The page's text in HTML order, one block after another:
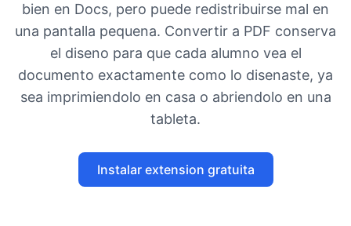
bien en Docs, pero puede redistribuirse mal en
una pantalla pequena. Convertir a PDF conserva
el diseno para que cada alumno vea el
documento exactamente como lo disenaste, ya
sea imprimiendolo en casa o abriendolo en una
tableta.
Instalar extension gratuita